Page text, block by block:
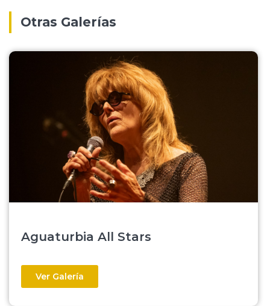
Otras Galerías
Aguaturbia All Stars
Ver Galería